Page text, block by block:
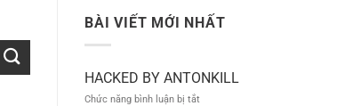
BÀI VIẾT MỚI NHẤT
HACKED BY ANTONKILL
Chức năng bình luận bị tắt